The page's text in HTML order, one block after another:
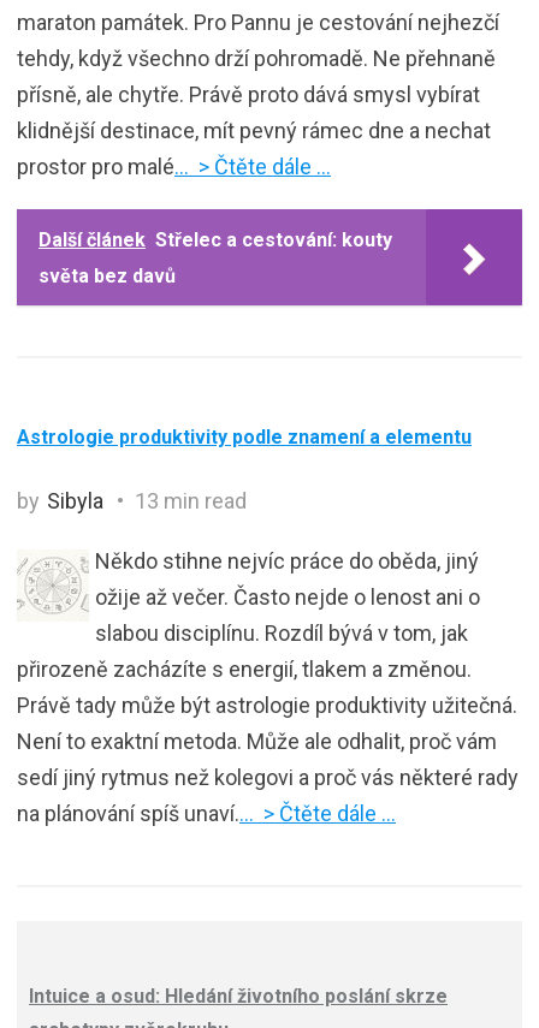
maraton památek. Pro Pannu je cestování nejhezčí
tehdy, když všechno drží pohromadě. Ne přehnaně
přísně, ale chytře. Právě proto dává smysl vybírat
klidnější destinace, mít pevný rámec dne a nechat
prostor pro malé… > Čtěte dále …
Další článek Střelec a cestování: kouty
světa bez davů
Astrologie produktivity podle znamení a elementu
by Sibyla 13 min read
Někdo stihne nejvíc práce do oběda, jiný
ožije až večer. Často nejde o lenost ani o
slabou disciplínu. Rozdíl bývá v tom, jak
přirozeně zacházíte s energií, tlakem a změnou.
Právě tady může být astrologie produktivity užitečná.
Není to exaktní metoda. Může ale odhalit, proč vám
sedí jiný rytmus než kolegovi a proč vás některé rady
na plánování spíš unaví.… > Čtěte dále …
Intuice a osud: Hledání životního poslání skrze